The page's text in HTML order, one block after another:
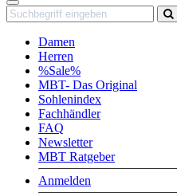
Navigation
Damen
Herren
%Sale%
MBT- Das Original
Sohlenindex
Fachhändler
FAQ
Newsletter
MBT Ratgeber
Anmelden